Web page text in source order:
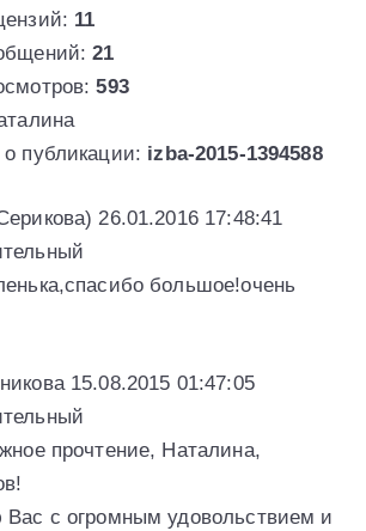
11
21
593
публикации: izba-2015-1394588
26.01.2016 17:48:41
большое!очень
15.08.2015 01:47:05
прочтение, Наталина,
Вас с огромным удовольствием и